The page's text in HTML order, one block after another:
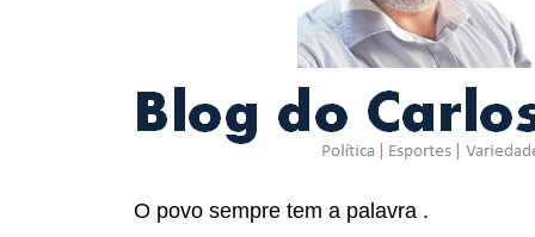
O povo sempre tem a palavra .